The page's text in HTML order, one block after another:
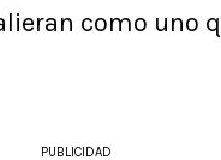
como uno
PUBLICIDAD